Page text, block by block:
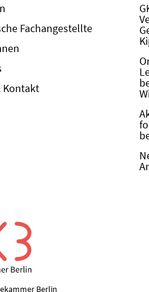
Fachangestellte
Kontakt
Berlin